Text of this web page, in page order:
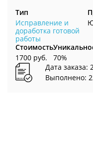
Тип
Исправление и
доработка готовой
работы
Стоимость
1700 руб.
70%
Дата заказа:
Выполнено: